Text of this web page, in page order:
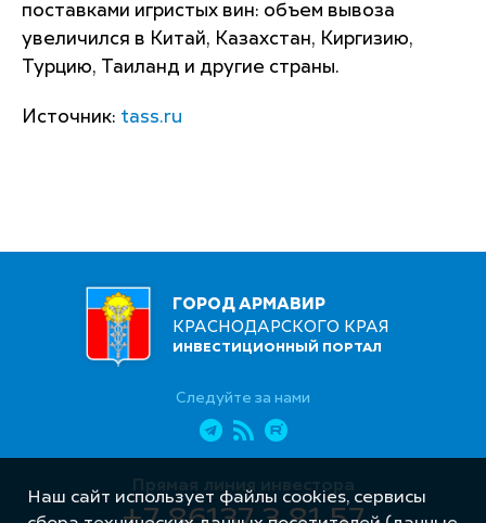
поставками игристых вин: объем вывоза
увеличился в Китай, Казахстан, Киргизию,
Турцию, Таиланд и другие страны.
Источник: tass.ru
ГОРОД АРМАВИР
КРАСНОДАРСКОГО КРАЯ
ИНВЕСТИЦИОННЫЙ ПОРТАЛ
Следуйте за нами
Прямая линия инвестора
Наш сайт использует файлы cookies, сервисы